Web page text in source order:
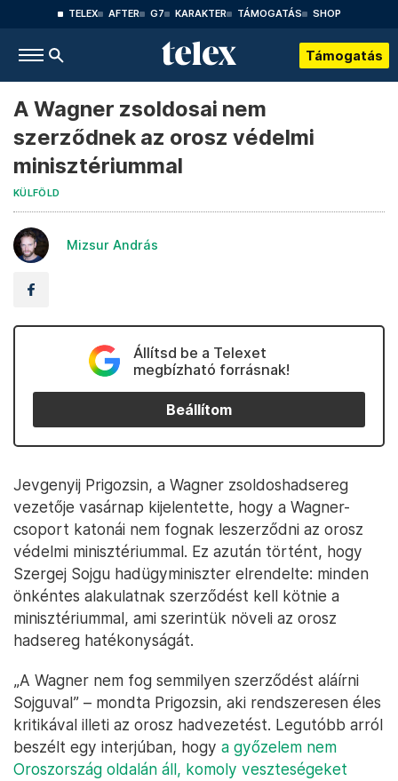
TELEX AFTER G7 KARAKTER TÁMOGATÁS SHOP
Támogatás
A Wagner zsoldosai nem
szerződnek az orosz védelmi
minisztériummal
KÜLFÖLD
Mizsur András
Állítsd be a Telexet
megbízható forrásnak!
Beállítom
Jevgenyij Prigozsin, a Wagner zsoldoshadsereg
vezetője vasárnap kijelentette, hogy a Wagner-
csoport katonái nem fognak leszerződni az orosz
védelmi minisztériummal. Ez azután történt, hogy
Szergej Sojgu hadügyminiszter elrendelte: minden
önkéntes alakulatnak szerződést kell kötnie a
minisztériummal, ami szerintük növeli az orosz
hadsereg hatékonyságát.
„A Wagner nem fog semmilyen szerződést aláírni
Sojguval” – mondta Prigozsin, aki rendszeresen éles
kritikával illeti az orosz hadvezetést. Legutóbb arról
beszélt egy interjúban, hogy a győzelem nem
Oroszország oldalán áll, komoly veszteségeket